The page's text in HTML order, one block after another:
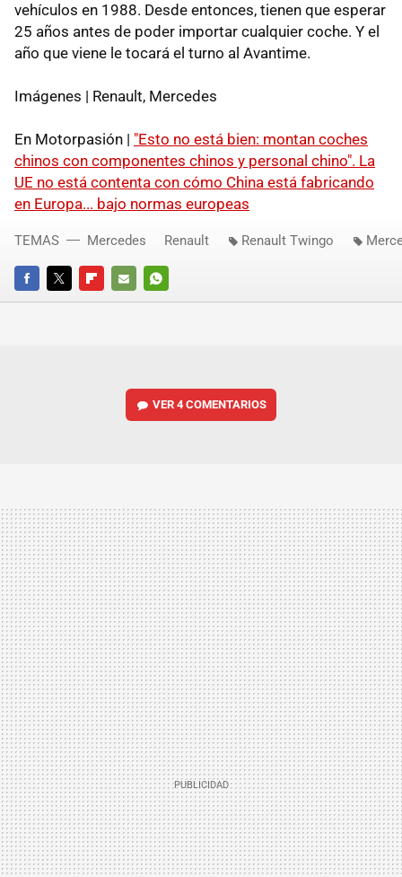
vehículos en 1988. Desde entonces, tienen que esperar
25 años antes de poder importar cualquier coche. Y el
año que viene le tocará el turno al Avantime.
Imágenes | Renault, Mercedes
En Motorpasión | "Esto no está bien: montan coches
chinos con componentes chinos y personal chino". La
UE no está contenta con cómo China está fabricando
en Europa... bajo normas europeas
FACEBOOKTWITTERFLIPBOARD
E-
WHATSAPP
TEMAS Mercedes Renault Renault Twingo
VER4 COMENTARIOS